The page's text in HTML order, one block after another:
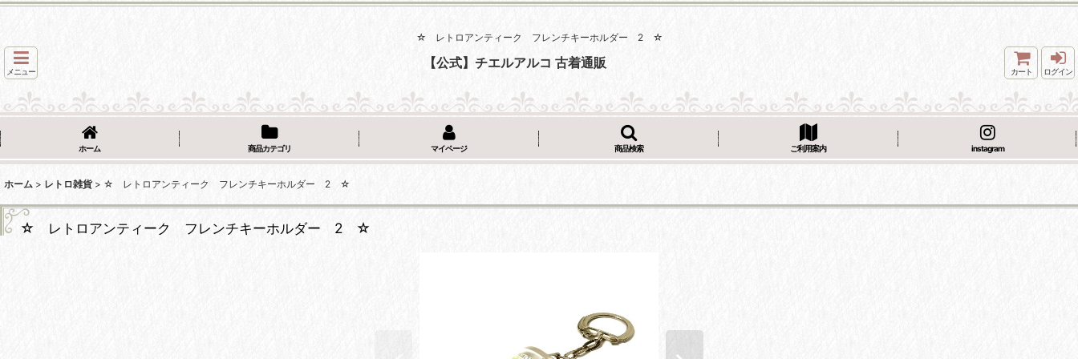
☆ レトロアンティーク フレンチキーホルダー 2 ☆
メニュー
【公式】チエルアルコ 古着通販
カート ログイン
ホーム 商品カテゴリ マイページ 商品検索 ご利用案内 instagram
ホーム > レトロ雑貨 > ☆ レトロアンティーク フレンチキーホルダー 2 ☆
☆ レトロアンティーク フレンチキーホルダー 2 ☆